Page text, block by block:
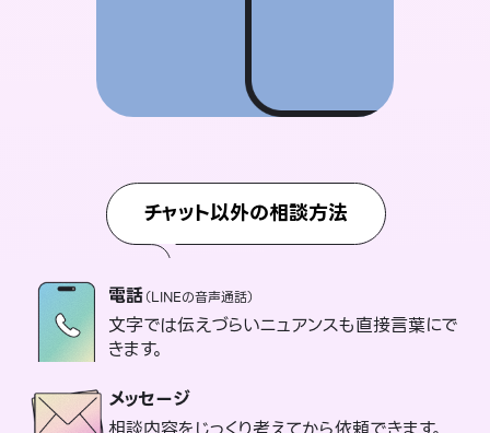
チャット以外の相談方法
電話（LINEの音声通話）
文字では伝えづらいニュアンスも直接言葉にで
きます。
メッセージ